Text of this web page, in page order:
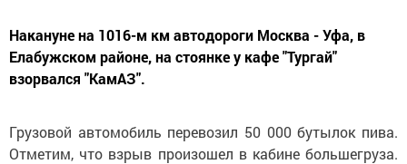
Накануне на 1016-м км автодороги Москва - Уфа, в
Елабужском районе, на стоянке у кафе "Тургай"
взорвался "КамАЗ".
Грузовой автомобиль перевозил 50 000 бутылок пива.
Отметим, что взрыв произошел в кабине большегруза.